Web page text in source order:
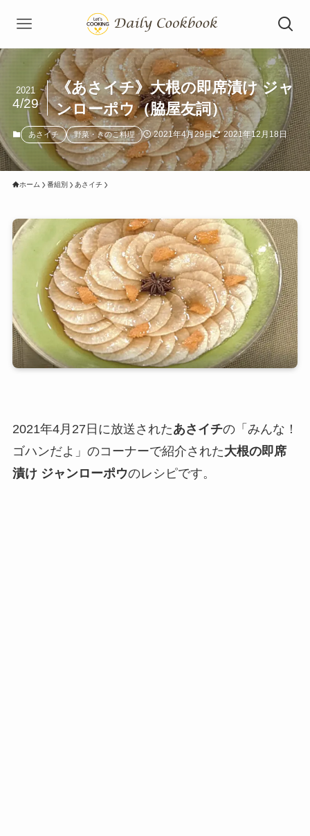
《あさイチ》大根の即席漬け ジャ
ンローポウ（脇屋友詞）
2021
4/29
あさイチ 野菜・きのこ料理 2021年4月29日 2021年12月18日
ホーム 番組別 あさイチ
2021年4月27日に放送されたあさイチの「みんな！
ゴハンだよ」のコーナーで紹介された大根の即席
漬け ジャンローポウのレシピです。